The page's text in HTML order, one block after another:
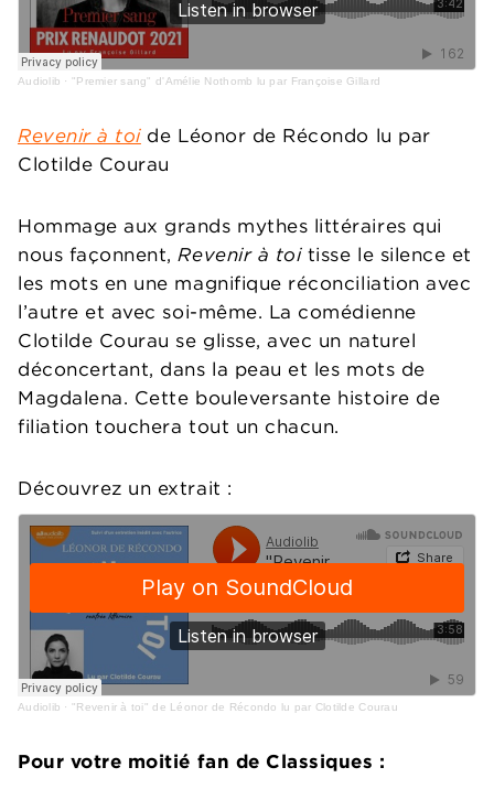
Audiolib · "Premier sang" d'Amélie Nothomb lu par Françoise Gillard
Revenir à toi de Léonor de Récondo lu par
Clotilde Courau
Hommage aux grands mythes littéraires qui
nous façonnent,Revenir à toitisse le silence et
les mots en une magnifique réconciliation avec
l’autre et avec soi-même. La comédienne
Clotilde Courau se glisse, avec un naturel
déconcertant, dans la peau et les mots de
Magdalena. Cette bouleversante histoire de
filiation touchera tout un chacun.
Découvrez un extrait :
Audiolib · "Revenir à toi" de Léonor de Récondo lu par Clotilde Courau
Pour votre moitié fan de Classiques :